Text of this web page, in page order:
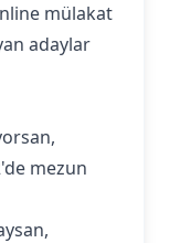
mülakat
adaylar
mezun